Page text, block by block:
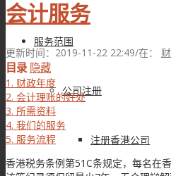
服务范围
公司注册
注册香港公司
会计服务
更新时间：2019-11-22 22:49/在：
目录 隐藏
1. 财政年度
2. 会计理账的好处
3. 所需资料
4. 我们的服务
5. 服务流程
香港税务条例第51C条规定，每名在